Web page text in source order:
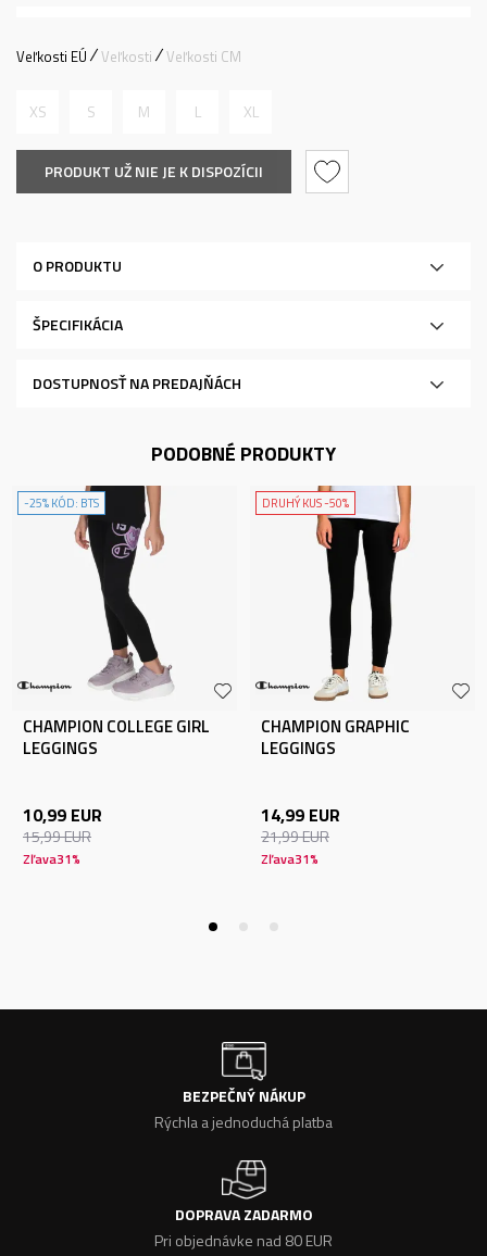
Veľkosti EÚ Veľkosti Veľkosti CM
XS S M L XL
PRODUKT UŽ NIE JE K DISPOZÍCII
O PRODUKTU
ŠPECIFIKÁCIA
DOSTUPNOSŤ NA PREDAJŇÁCH
PODOBNÉ PRODUKTY
-25% KÓD: BTS
CHAMPION COLLEGE GIRL
LEGGINGS
10,99 EUR
15,99EUR
Zľava31%
DRUHÝ KUS -50%
CHAMPION GRAPHIC
LEGGINGS
14,99 EUR
21,99EUR
Zľava31%
BEZPEČNÝ NÁKUP
Rýchla a jednoduchá platba
DOPRAVA ZADARMO
Pri objednávke nad 80 EUR